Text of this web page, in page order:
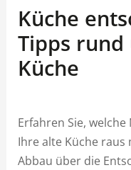
Küche
Tipps
Küche
Erfahren Sie,
Ihre alte Küche raus
Abbau über die